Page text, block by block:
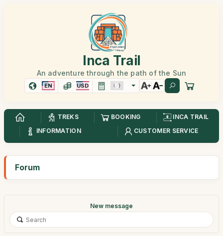
Inca Trail
An adventure through the path of the Sun
EN USD
TREKS BOOKING
INCA TRAIL
INFORMATION
CUSTOMER SERVICE
Forum
New message